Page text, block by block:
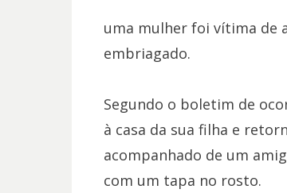
uma mulher foi vítima de
embriagado.
Segundo o boletim de
à casa da sua filha e
acompanhado de um
com um tapa no rosto.